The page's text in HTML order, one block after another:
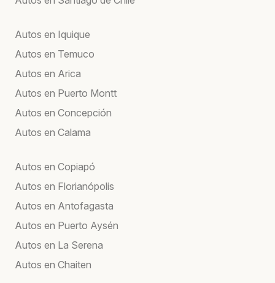
Autos en Iquique
Autos en Temuco
Autos en Arica
Autos en Puerto Montt
Autos en Concepción
Autos en Calama
Autos en Copiapó
Autos en Florianópolis
Autos en Antofagasta
Autos en Puerto Aysén
Autos en La Serena
Autos en Chaiten